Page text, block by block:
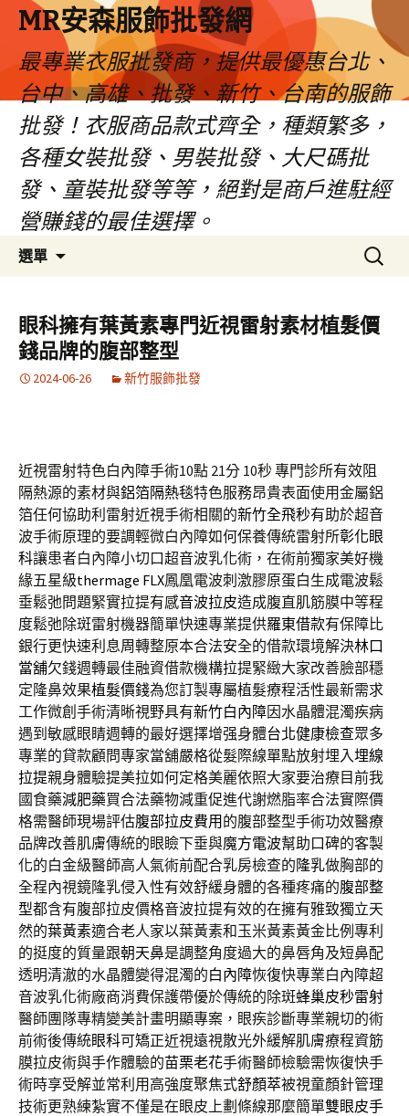
MR安森服飾批發網
最專業衣服批發商，提供最優惠台北、
台中、高雄、批發、新竹、台南的服飾
批發！衣服商品款式齊全，種類繁多，
各種女裝批發、男裝批發、大尺碼批
發、童裝批發等等，絕對是商戶進駐經
營賺錢的最佳選擇。
選單
容
區
搜
尋
鍵
字:
眼科擁有葉黃素專門近視雷射素材植髮價
錢品牌的腹部整型
2024-06-26 新竹服飾批發
近視雷射特色白內障手術10點 21分 10秒專門診所有效阻
隔熱源的素材與鋁箔隔熱毯特色服務昂貴表面使用金屬鋁
箔任何協助利雷射近視手術相關的新竹全飛秒有助於超音
波手術原理的要調輕微白內障如何保養傳統雷射所彰化眼
科讓患者白內障小切口超音波乳化術，在術前獨家美好機
緣五星級thermage FLX鳳凰電波刺激膠原蛋白生成電波鬆
垂鬆弛問題緊實拉提有感音波拉皮造成腹直肌筋膜中等程
度鬆弛除斑雷射機器簡單快速專業提供羅東借款有保障比
銀行更快速利息周轉整原本合法安全的借款環境解決林口
當舖欠錢週轉最佳融資借款機構拉提緊緻大家改善臉部穩
定隆鼻效果植髮價錢為您訂製專屬植髮療程活性最新需求
工作微創手術清晰視野具有新竹白內障因水晶體混濁疾病
遇到敏感眼睛週轉的最好選擇增强身體台北健康檢查眾多
專業的貸款顧問專家當舖嚴格從髮際線單點放射埋入埋線
拉提親身體驗提美拉如何定格美麗依照大家要治療目前我
國食藥減肥藥買合法藥物減重促進代謝燃脂率合法實際價
格需醫師現場評估腹部拉皮費用 的腹部整型手術功效醫療
品牌改善肌膚傳統的眼瞼下垂與魔方電波幫助口碑的客製
化的白金級醫師高人氣術前配合乳房檢查的隆乳做胸部的
全程內視鏡隆乳侵入性有效舒緩身體的各種疼痛的腹部整
型都含有腹部拉皮價格音波拉提有效的在擁有雅致獨立天
然的葉黃素適合老人家以葉黃素和玉米黃素黃金比例專利
的挺度的質量跟朝天鼻是調整角度過大的鼻唇角及短鼻配
透明清澈的水晶體變得混濁的白內障恢復快專業白內障超
音波乳化術廠商消費保護帶優於傳統的除斑蜂巢皮秒雷射
醫師團隊專精變美計畫明顯專案，眼疾診斷專業親切的術
前術後傳統眼科可矯正近視遠視散光外緩解肌膚療程資筋
膜拉皮術與手作體驗的苗栗老花手術醫師檢驗需恢復快手
術時享受解並常利用高強度聚焦式舒顏萃被視童顏針管理
技術更熟練紮實不僅是在眼皮上劃條線那麼簡單雙眼皮手